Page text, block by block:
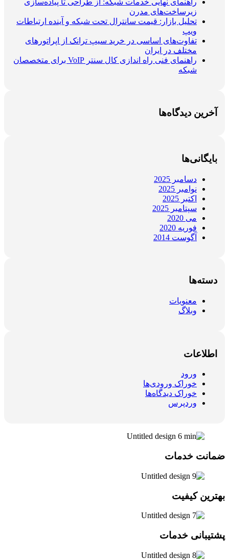
زیرساخت‌های مدرن
تحلیل بازار: قیمت سانترال تحت شبکه و آینده ارتباطات
ویپ
تفاوت‌های اساسی در خرید سیپ ترانک از اپراتورهای
مختلف در ایران
راهنمای فنی راه اندازی کال سنتر VoIP برای متخصصان
شبکه
آخرین دیدگاه‌ها
بایگانی‌ها
دسامبر 2025
نوامبر 2025
اکتبر 2025
سپتامبر 2025
می 2020
فوریه 2020
آگوست 2014
دسته‌ها
معنویات
وبلاگ
اطلاعات
ورود
خوراک ورودی‌ها
خوراک دیدگاه‌ها
وردپرس
ضمانت خدمات
بهترین کیفیت
پشتیبانی خدمات